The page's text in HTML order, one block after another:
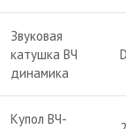
Звуковая
катушка ВЧ
динамика
Купол ВЧ-